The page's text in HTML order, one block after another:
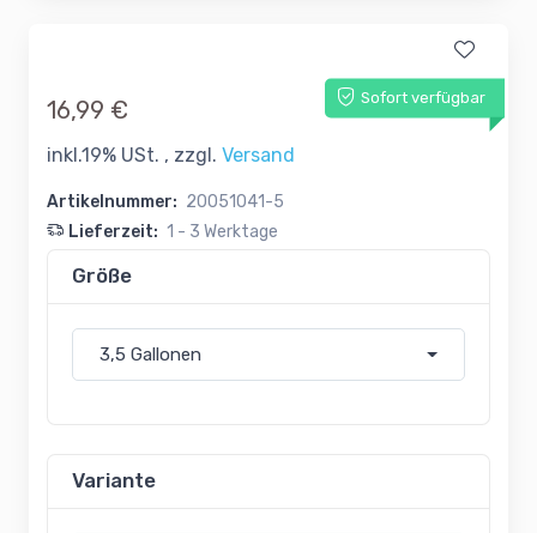
Sofort verfügbar
16,99 €
inkl.19% USt. , zzgl. Versand
Artikelnummer: 20051041-5
Lieferzeit: 1 - 3 Werktage
Größe
3,5 Gallonen
Variante